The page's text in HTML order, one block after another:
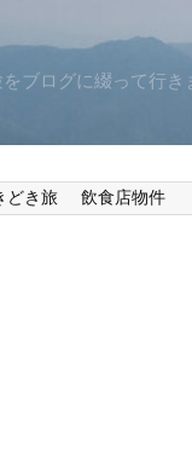
ブログに綴って行き
どき旅 飲食店物件